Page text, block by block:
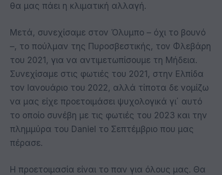
θα μας πάει η κλιματική αλλαγή.
Μετά, συνεχίσαμε στον Όλυμπο – όχι το βουνό
–, το πούλμαν της Πυροσβεστικής, τον Φλεβάρη
του 2021, για να αντιμετωπίσουμε τη Μήδεια.
Συνεχίσαμε στις φωτιές του 2021, στην Ελπίδα
τον Ιανουάριο του 2022, αλλά τίποτα δε νομίζω
να μας είχε προετοιμάσει ψυχολογικά γι΄ αυτό
το οποίο συνέβη με τις φωτιές του 2023 και την
πλημμύρα του Daniel το Σεπτέμβριο που μας
πέρασε.
Η προετοιμασία είναι το παν για όλους μας. Θα